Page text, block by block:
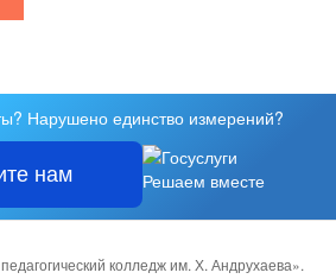
Нарушено единство измерений?
нам Решаем вместе
колледж им. Х. Андрухаева».